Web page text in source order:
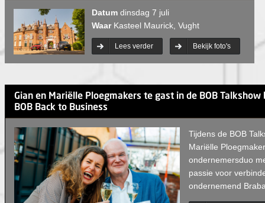
Datum dinsdag 7 juli
WaarKasteel Maurick, Vught
Lees verder Bekijk foto's
Gian en Mariëlle Ploegmakers te gast in de BOB
BOB Back to Business
Tijdens de BOB
Mariëlle
ondernemersduo
passie voor
ondernemend